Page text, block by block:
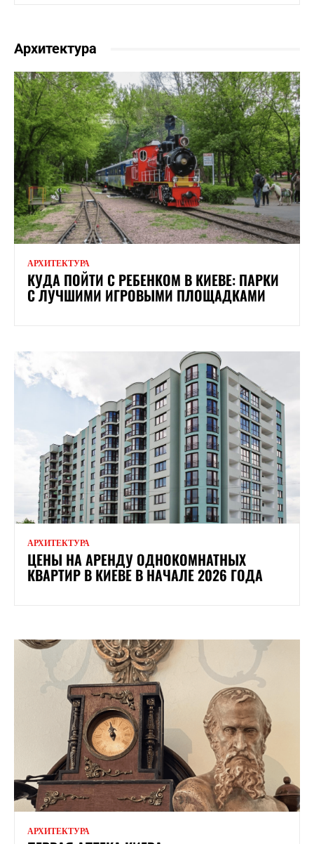
Архитектура
АРХИТЕКТУРА
КУДА ПОЙТИ С РЕБЕНКОМ В КИЕВЕ: ПАРКИ
С ЛУЧШИМИ ИГРОВЫМИ ПЛОЩАДКАМИ
АРХИТЕКТУРА
ЦЕНЫ НА АРЕНДУ ОДНОКОМНАТНЫХ
КВАРТИР В КИЕВЕ В НАЧАЛЕ 2026 ГОДА
АРХИТЕКТУРА